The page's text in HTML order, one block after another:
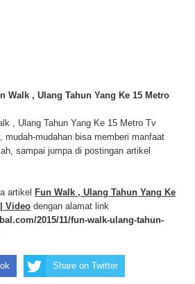
Walk , Ulang Tahun Yang Ke 15 Metro
, Ulang Tahun Yang Ke 15 Metro Tv
mudah-mudahan bisa memberi manfaat
sampai jumpa di postingan artikel
artikel Fun Walk , Ulang Tahun Yang Ke
Video dengan alamat link
2015/11/fun-walk-ulang-tahun-
Share on Twitter